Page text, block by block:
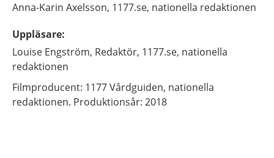
Anna-Karin Axelsson, 1177.se, nationella redaktionen
Uppläsare:
Louise Engström, Redaktör, 1177.se, nationella
redaktionen
Filmproducent: 1177 Vårdguiden, nationella
redaktionen. Produktionsår: 2018